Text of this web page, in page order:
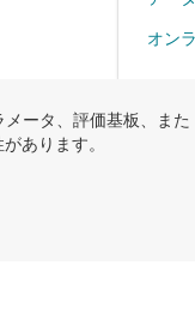
ータ、評価基板、また
あります。